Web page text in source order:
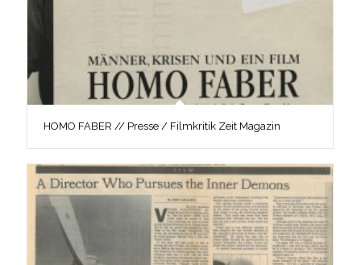
HOMO FABER // Presse / Filmkritik Zeit Magazin